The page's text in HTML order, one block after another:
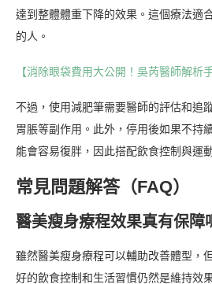
達到整體體重下降的效果。這個療法適
的人。
【消除眼袋費用大公開！吳芮醫師解析
不過，使用減肥筆需要醫師的評估和追
胃脹等副作用。此外，停用後如果不持
能會容易復胖，因此搭配飲食控制與運
常見問題解答（FAQ）
醫美瘦身療程效果真有保障
雖然醫美瘦身療程可以輔助改善體型，
好的飲食控制和生活習慣仍然是維持效